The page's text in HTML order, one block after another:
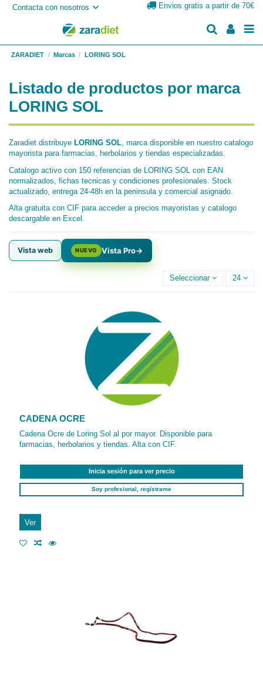
Contacta con nosotros Envios gratis a partir de 70€
ZARADIET Marcas LORING SOL
Listado de productos por marca
LORING SOL
Zaradiet distribuye LORING SOL, marca disponible en nuestro catalogo
mayorista para farmacias, herbolarios y tiendas especializadas.
Catalogo activo con 150 referencias de LORING SOL con EAN
normalizados, fichas tecnicas y condiciones profesionales. Stock
actualizado, entrega 24-48h en la peninsula y comercial asignado.
Alta gratuita con CIF para acceder a precios mayoristas y catalogo
descargable en Excel.
Vista web NUEVO Vista Pro→
Seleccionar 24
CADENA OCRE
Cadena Ocre de Loring Sol al por mayor. Disponible para
farmacias, herbolarios y tiendas. Alta con CIF.
Inicia sesión para ver precio
Soy profesional, regístrame
Ver